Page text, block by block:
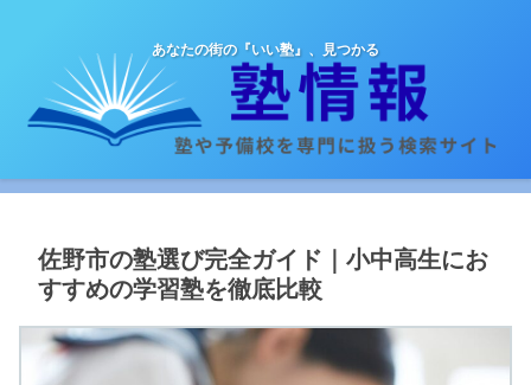
あなたの街の『いい塾』、見つかる
佐野市の塾選び完全ガイド｜小中高生にお
すすめの学習塾を徹底比較